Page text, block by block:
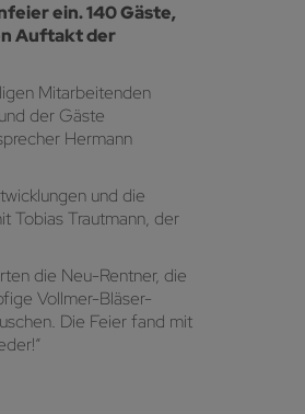
ein. 140 Gäste,
Auftakt der
Mitarbeitenden
der Gäste
Hermann
und die
Tobias Trautmann, der
die Neu-Rentner, die
Vollmer-Bläser-
Die Feier fand mit